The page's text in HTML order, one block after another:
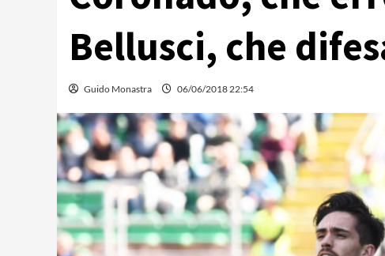
Bellusci, che
Guido Monastra 06/06/2018 22:54